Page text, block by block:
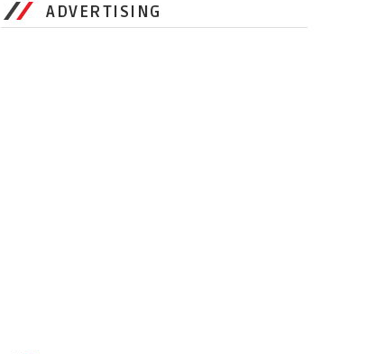
ADVERTISING